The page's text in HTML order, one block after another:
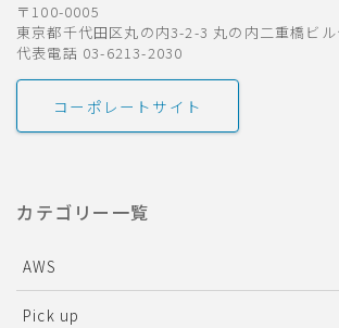
〒100-0005
東京都千代田区丸の内3-2-3 丸の内二重橋ビル
代表電話 03-6213-2030
コーポレートサイト
カテゴリー一覧
AWS
Pick up